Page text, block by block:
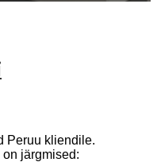
Peruu kliendile.
järgmised: